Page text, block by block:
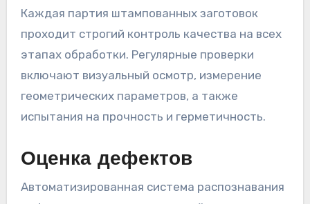
Каждая партия штампованных заготовок
проходит строгий контроль качества на всех
этапах обработки. Регулярные проверки
включают визуальный осмотр, измерение
геометрических параметров, а также
испытания на прочность и герметичность.
Оценка дефектов
Автоматизированная система распознавания